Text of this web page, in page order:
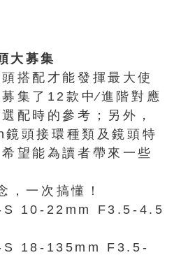
大募集
搭配才能發揮最大使
集了12款中∕進階對應
配時的參考；另外，
頭接環種類及鏡頭特
望能為讀者帶來一些
，一次搞懂！
S 10-22mm F3.5-4.5
18-135mm F3.5-